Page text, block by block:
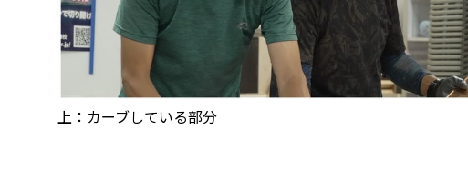
上：カーブしている部分